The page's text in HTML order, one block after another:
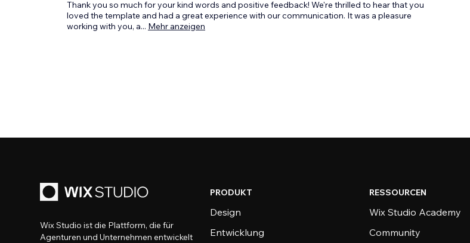
Thank you so much for your kind words and positive feedback! We're thrilled to hear that you
loved the template and had a great experience with our communication. It was a pleasure
working with you, a... Mehr anzeigen
Wix Studio ist die Plattform, die für
Agenturen und Unternehmen entwickelt
PRODUKT
Design
Entwicklung
RESSOURCEN
Wix Studio Academy
Community